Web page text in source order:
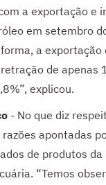
a exportação e
em setembro
a
de apenas
explicou.
- No que diz
apontadas
de produtos
“Temos